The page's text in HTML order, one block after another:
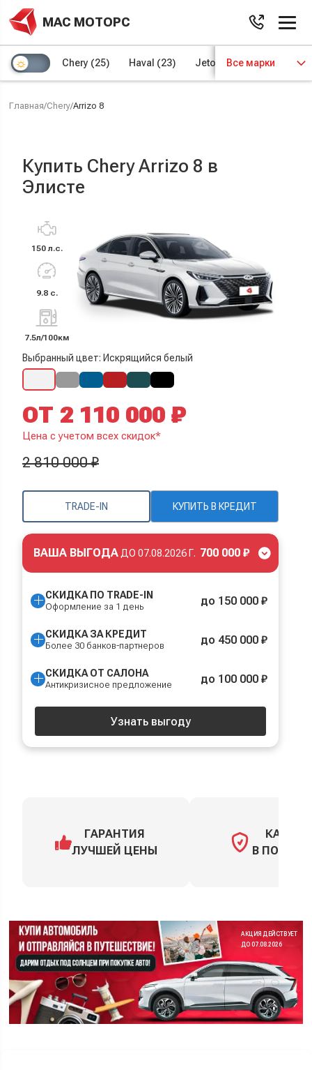
МАС МОТОРС
Chery (25) Haval (23) Jetour (8) Kaiyi (4)
Все марки
Главная/Chery/Arrizo 8
Купить Chery Arrizo 8 в
Элисте
150 л.с.
9.8 с.
7.5л/100км
Выбранный цвет: Искрящийся белый
TRADE-IN КУПИТЬ В КРЕДИТ
ОТ 2 110 000 ₽
Цена с учетом всех скидок*
2 810 000 ₽
ВАША ВЫГОДА ДО 07.08.2026 Г. 700 000 ₽
СКИДКА ПО TRADE-IN
Оформление за 1 день до 150 000 ₽
СКИДКА ЗА КРЕДИТ
Более 30 банков-партнеров до 450 000 ₽
СКИДКА ОТ САЛОНА
Антикризисное предложение до 100 000 ₽
Узнать выгоду
ГАРАНТИЯ
ЛУЧШЕЙ ЦЕНЫ
КАСКО
В
АКЦИЯ ДЕЙСТВУЕТ
ДО 07.08.2026